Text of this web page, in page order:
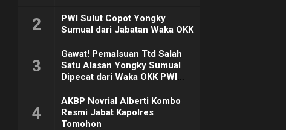
2
PWI Sulut Copot Yongky
Sumual dari Jabatan Waka OKK
3
Gawat! Pemalsuan Ttd Salah
Satu Alasan Yongky Sumual
Dipecat dari Waka OKK PWI
4
AKBP Novrial Alberti Kombo
Resmi Jabat Kapolres
Tomohon